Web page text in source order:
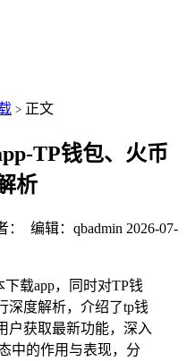
> 正文
TP钱包、火币
析
： 编辑：qbadmin 2026-07-
载app，同时对TP钱
深度解析，介绍了tp钱
户获取最新功能，深入
中的作用与表现，分